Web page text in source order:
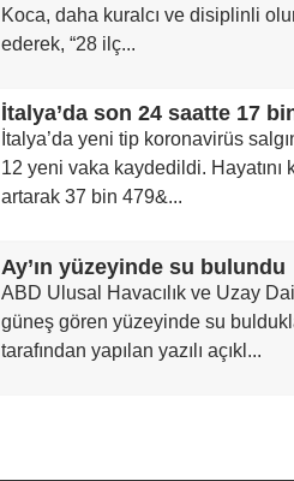
Koca, daha kuralcı ve disiplinli
ederek, “28 ilç...
İtalya’da son 24 saatte 17
İtalya’da yeni tip koronavirüs
12 yeni vaka kaydedildi. Hayatını
artarak 37 bin 479&...
Ay’ın yüzeyinde su bulundu
ABD Ulusal Havacılık ve Uzay
güneş gören yüzeyinde su
tarafından yapılan yazılı açıkl...